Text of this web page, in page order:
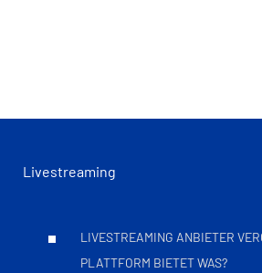
Livestreaming
LIVESTREAMING ANBIETER
PLATTFORM BIETET WAS?